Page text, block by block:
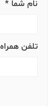
نام شما *
تلفن همراه